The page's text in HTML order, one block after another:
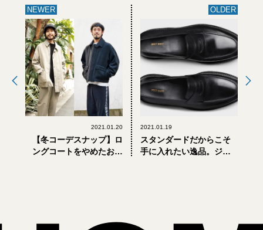
NEWER
2021.01.20
【冬コーデスナップ】ロ
ングコートをやめたおし
OLDER
2021.01.19
スタンダードだからこそ
手に入れたい逸品。ジョ